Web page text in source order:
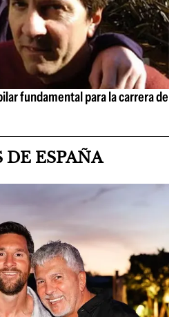
fundamental para la carrera de
ESPAÑA